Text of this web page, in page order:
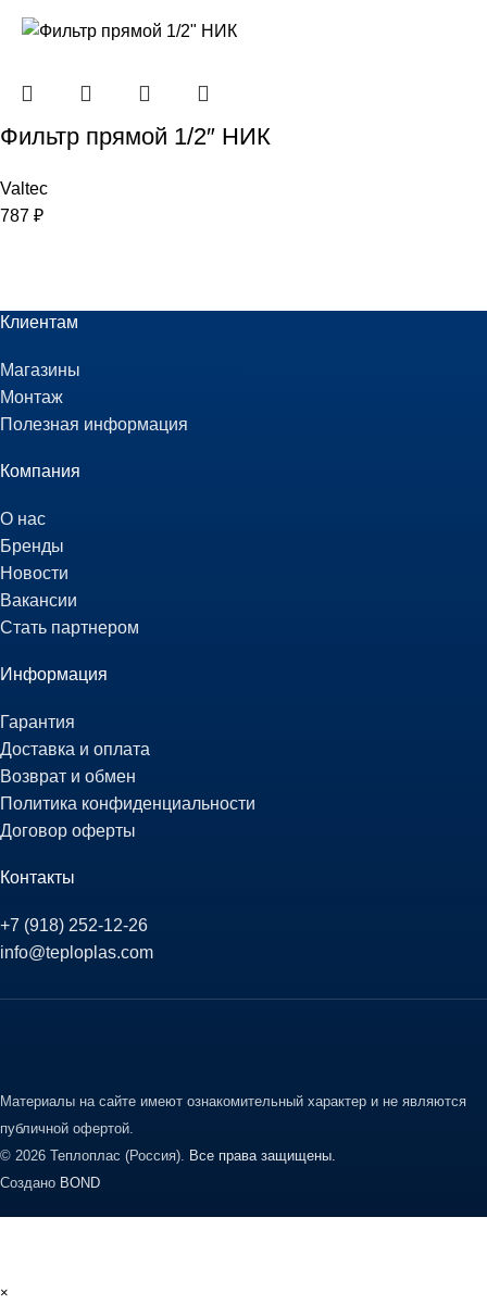
Фильтр прямой 1/2″ НИК
Valtec
787 ₽
Клиентам
Магазины
Монтаж
Полезная информация
Компания
О нас
Бренды
Новости
Вакансии
Стать партнером
Информация
Гарантия
Доставка и оплата
Возврат и обмен
Политика конфиденциальности
Договор оферты
Контакты
+7 (918) 252-12-26
info@teploplas.com
Материалы на сайте имеют ознакомительный характер и не являются
публичной офертой.
© 2026 Теплоплас (Россия). Все права защищены.
Создано BOND
×